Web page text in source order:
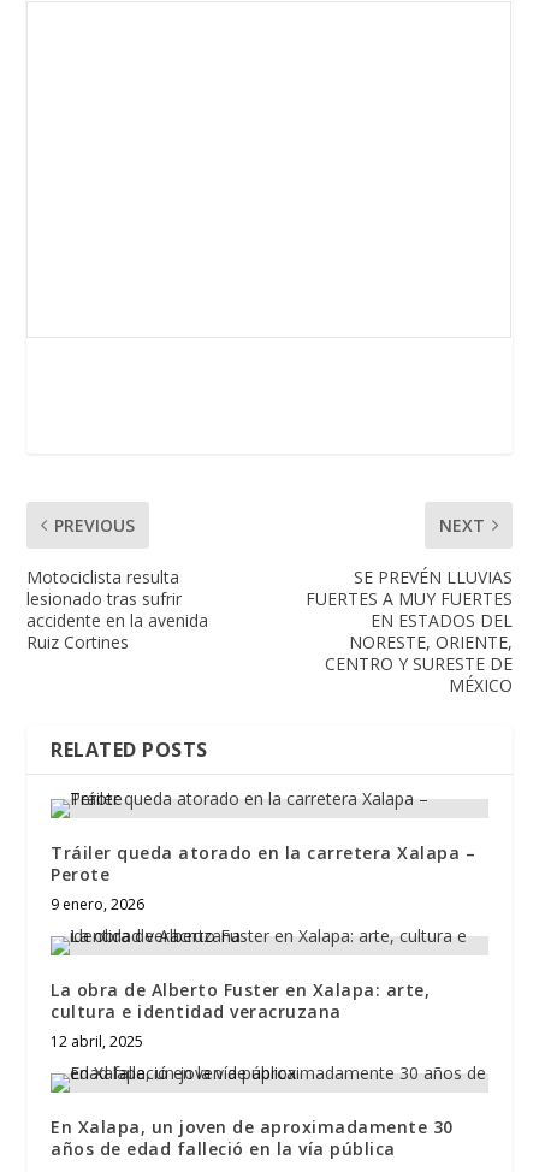
PREVIOUS
Motociclista resulta
lesionado tras sufrir
accidente en la avenida
Ruiz Cortines
NEXT
SE PREVÉN LLUVIAS
FUERTES A MUY FUERTES
EN ESTADOS DEL
NORESTE, ORIENTE,
CENTRO Y SURESTE DE
MÉXICO
RELATED POSTS
Tráiler queda atorado en la carretera Xalapa –
Perote
9 enero, 2026
La obra de Alberto Fuster en Xalapa: arte,
cultura e identidad veracruzana
12 abril, 2025
En Xalapa, un joven de aproximadamente 30
años de edad falleció en la vía pública